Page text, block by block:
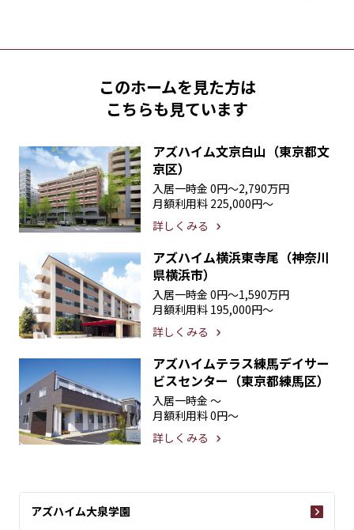
アズハイム大泉学園
このホームを見た方は
こちらも見ています
アズハイム文京白山（東京都文
京区）
入居一時金 0円〜2,790万円
月額利用料 225,000円〜
詳しくみる
アズハイム横浜東寺尾（神奈川
県横浜市）
入居一時金 0円〜1,590万円
月額利用料 195,000円〜
詳しくみる
アズハイムテラス練馬デイサー
ビスセンター（東京都練馬区）
入居一時金 〜
月額利用料0円〜
詳しくみる